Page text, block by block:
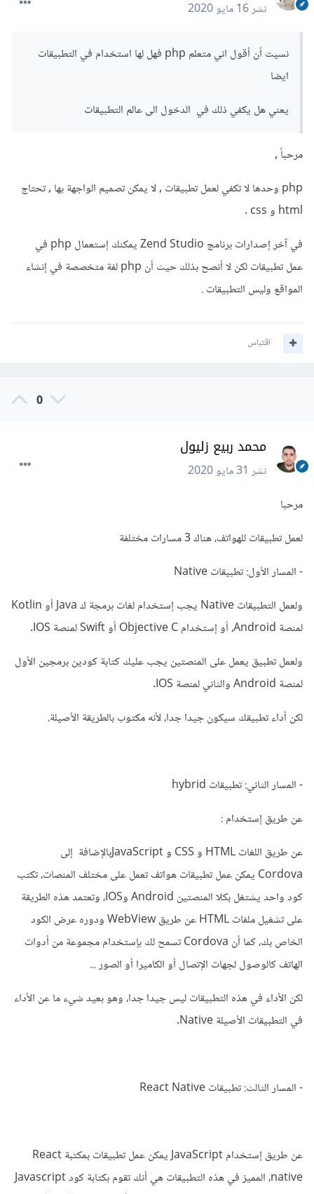
نشر16 مايو 2020
نسيت أن أقول اني متعلم php فهل لها استخدام في التطبيقات
ايضا
يعني هل يكفي ذلك في الدخول الى عالم التطبيقات
مرحباً ,
php وحدها لا تكفي لعمل تطبيقات , لا يمكن تصميم الواجهة بها , تحتاج
html و css .
في آخر إصدارات برنامج Zend Studio يمكنك إستعمال php في
عمل تطبيقات لكن لا أنصح بذلك حيث أن php لفة متخصصة في إنشاء
المواقع وليس التطبيقات .
اقتباس
0
محمد ربيع زليول
نشر31 مايو 2020
مرحبا
لعمل تطبيقات للهواتف، هناك 3 مسارات مختلفة
- المسار الأول: تطبيقات Native
ولعمل التطبيقات Native يجب إستخدام لغات برمجة ك Java أو Kotlin
لمنصة Android، أو إستخدام Objective C أو Swift لمنصة IOS.
ولعمل تطبيق يعمل على المنصتين يجب عليك كتابة كودين برمجين الأول
لمنصة Android والثاني لمنصة IOS.
لكن أداء تطبيقك سيكون جيدا جدا، لأنه مكتوب بالطريقة الأصيلة.
- المسار الثاني: تطبيقات hybrid
عن طريق إستخدام :
عن طريق اللغات HTML و CSS و JavaScriptبالإضافة إلى
Cordova يمكن عمل تطبيقات هواتف تعمل على مختلف المنصات، تكتب
كود واحد يشتغل بكلا المنصتين Android وIOS، وتعتمد هذه الطريقة
على تشغيل ملفات HTML عن طريق WebView ودوره عرض الكود
الخاص بك، كما أن Cordova تسمح لك بإستخدام مجموعة من أدوات
الهاتف كالوصول لجهات الإتصال أو الكاميرا أو الصور ...
لكن الأداء في هذه التطبيقات ليس جيدا جدا، وهو بعيد شيء ما عن الأداء
في التطبيقات الأصيلة Native.
- المسار الثالث: تطبيقات React Native
عن طريق إستخدام JavaScript يمكن عمل تطبيقات بمكتبة React
native، المميز في هذه التطبيقات هي أنك تقوم بكتابة كود Javascript